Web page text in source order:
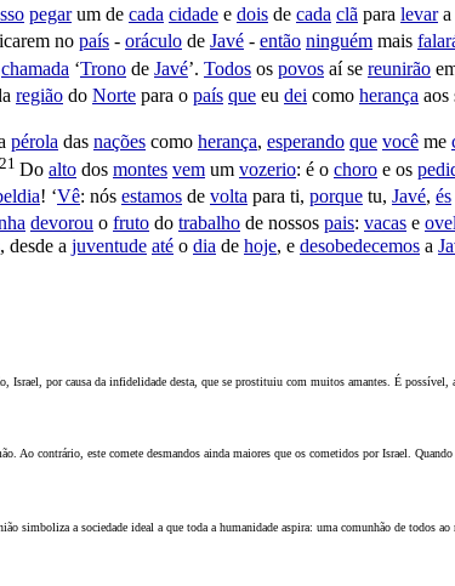
pegarum de cada cidade e dois de cada clã para levara
no país - oráculo de Javé - então ninguém mais
chamada ‘Trono de Javé’. Todos os povos aí se reunirão
região do Norte para o país que eu dei como herança aos
pérola das nações como herança, esperando que você me
21 Do alto dos montes vem um vozerio: é o choro e os
! ‘Vê: nós estamos de volta para ti, porque tu, Javé, és
devorou o fruto do trabalho de nossos pais: vacas e
, desde a juventude até o dia de hoje, e desobedecemos a
por causa da infidelidade desta, que se prostituiu com muitos amantes. É possível,
contrário, este comete desmandos ainda maiores que os cometidos por Israel.
simboliza a sociedade ideal a que toda a humanidade aspira: uma comunhão de todos